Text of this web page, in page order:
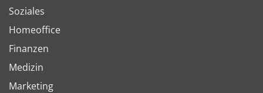
Soziales
Homeoffice
Finanzen
Medizin
Marketing